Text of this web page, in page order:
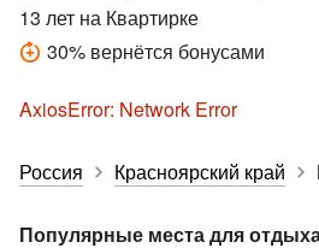
13 лет на Квартирке
30% вернётся бонусами
AxiosError: Network Error
Россия Красноярский край
Популярные места для